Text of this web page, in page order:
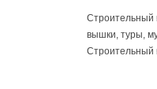
Строительный
вышки, туры,
Строительный